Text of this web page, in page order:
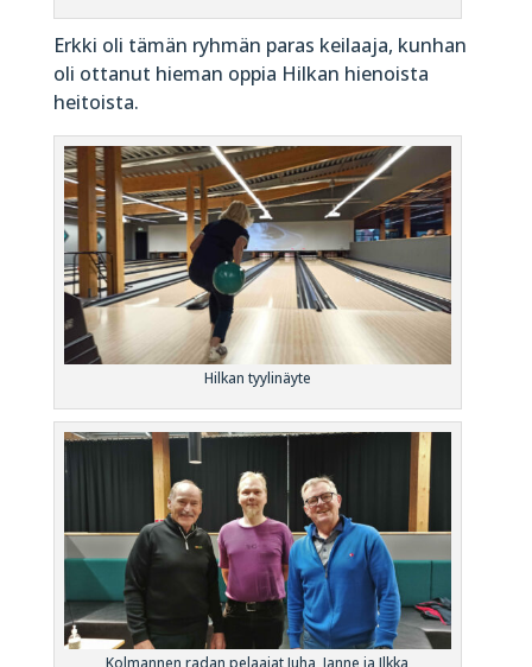
Erkki oli tämän ryhmän paras keilaaja, kunhan
oli ottanut hieman oppia Hilkan hienoista
heitoista.
Hilkan tyylinäyte
Kolmannen radan pelaajat Juha, Janne ja Ilkka